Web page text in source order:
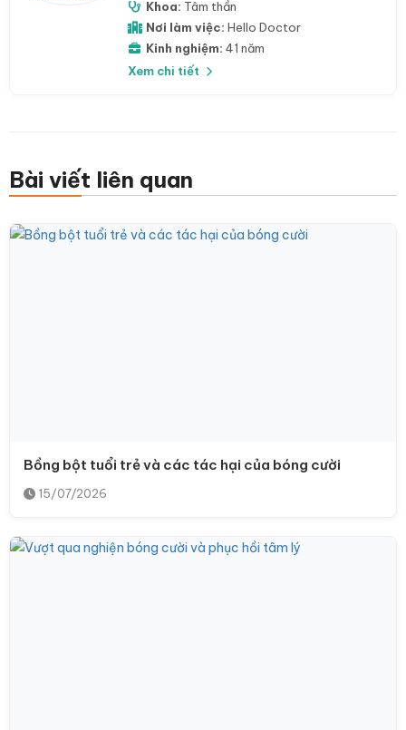
Khoa: Tâm thần
Nơi làm việc: Hello Doctor
Kinh nghiệm: 41 năm
Xem chi tiết
Bài viết liên quan
Bồng bột tuổi trẻ và các tác hại của bóng cười
15/07/2026